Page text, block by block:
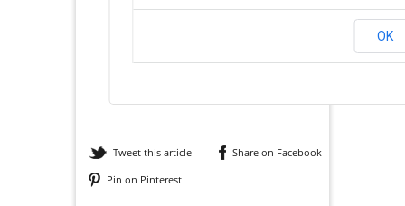
OK
Tweet this article
Share on Facebook
Pin on Pinterest